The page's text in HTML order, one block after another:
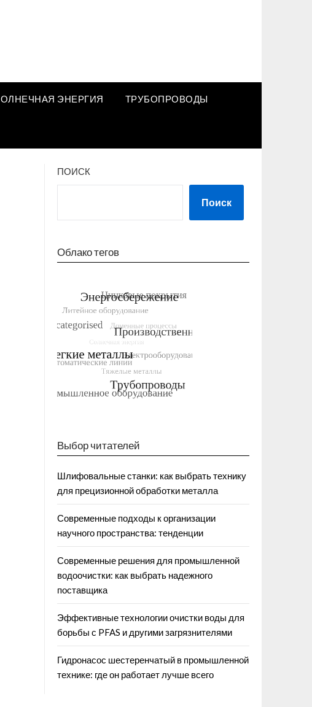
ЭНЕРГИЯ ТРУБОПРОВОДЫ
ПОИСК
Поиск
Облако тегов
Выбор читателей
Шлифовальные станки: как выбрать технику
для прецизионной обработки металла
Современные подходы к организации
научного пространства: тенденции
Современные решения для промышленной
водоочистки: как выбрать надежного
поставщика
Эффективные технологии очистки воды для
борьбы с PFAS и другими загрязнителями
Гидронасос шестеренчатый в промышленной
технике: где он работает лучше всего